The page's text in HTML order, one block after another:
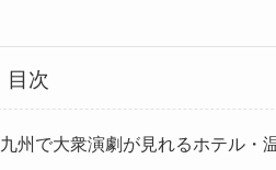
目次
九州で大衆演劇が見れるホテル・